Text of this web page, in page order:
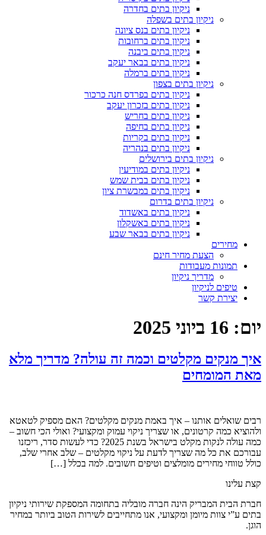
ניקיון בתים בחדרה
ניקיון בתים בשפלה
ניקיון בתים בנס ציונה
ניקיון בתים ברחובות
ניקיון בתים ביבנה
ניקיון בתים בבאר יעקב
ניקיון בתים ברמלה
ניקיון בתים בצפון
ניקיון בתים בפרדס חנה כרכור
ניקיון בתים בזכרון יעקב
ניקיון בתים בחריש
ניקיון בתים בחיפה
ניקיון בתים בקריות
ניקיון בתים בנהריה
ניקיון בתים בירושלים
ניקיון בתים במודיעין
ניקיון בתים בבית שמש
ניקיון בתים במבשרת ציון
ניקיון בתים בדרום
ניקיון בתים באשדוד
ניקיון בתים באשקלון
ניקיון בתים בבאר שבע
מחירים
הצעת מחיר חינם
תמונות מעבודות
מדריך ניקיון
טיפים לניקיון
יצירת קשר
יום: 16 ביוני 2025
איך מנקים מקלטים וכמה זה עולה? מדריך מלא
מאת המומחים
רבים שואלים אותנו – איך באמת מנקים מקלטים? האם מספיק לטאטא
ולהוציא כמה קרטונים, או שצריך ניקוי עמוק ומקצועי? ואולי הכי חשוב –
כמה עולה לנקות מקלט בישראל בשנת 2025? כדי לעשות סדר, ריכזנו
עבורכם את כל מה שצריך לדעת על ניקוי מקלטים – שלב אחרי שלב,
כולל טווחי מחירים מומלצים וטיפים חשובים. למה בכלל […]
קצת עלינו
חברת הבית המבריק הינה חברה מובליה בתחומה המספקת שירותי ניקיון
בתים ע”י צוות מיומן ומקצועי, אנו מתחייבים לשירות הטוב ביותר במחיר
הוגן.